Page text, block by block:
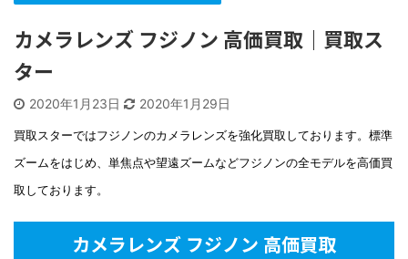
カメラレンズ フジノン 高価買取｜買取ス
ター
2020年1月23日 2020年1月29日
買取スターではフジノンのカメラレンズを強化買取しております。標準
ズームをはじめ、単焦点や望遠ズームなどフジノンの全モデルを高価買
取しております。
カメラレンズ フジノン 高価買取